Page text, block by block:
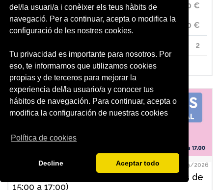
del/la usuari/a i conèixer els teus hàbits de
navegació. Per a continuar, acepta o modifica la
configuració de les nostres cookies.
Tu privacidad es importante para nosotros. Por
eso, te informamos que utilizamos cookies
propias y de terceros para mejorar la
experiencia del/la usuario/a y conocer tus
hábitos de navegación. Para continuar, acepta o
modifica la configuración de nuestras cookies
Política de cookies
Decline Aceptar todo
PTGAS/PDI/PI 513.00 €
ESTUDIANTES UV 288.00 €
2
Detalles
29/09/2026
Francés cuatrimestral A1 (martes y jueves de
15:00 a 17:00)